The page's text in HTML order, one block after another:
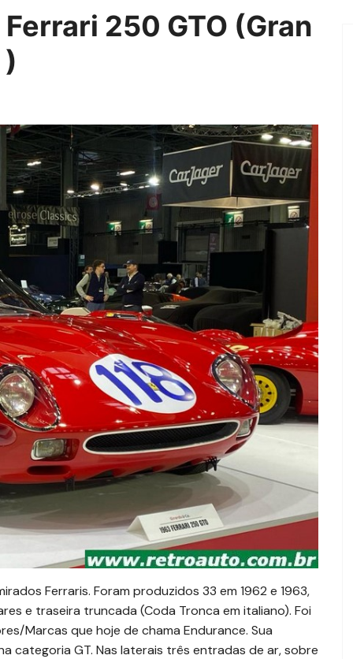
250 GTO (Gran
Ferraris. Foram produzidos 33 em 1962 e 1963,
e traseira truncada (Coda Tronca em italiano). Foi
Marcas que hoje de chama Endurance. Sua
categoria GT. Nas laterais três entradas de ar, sobre